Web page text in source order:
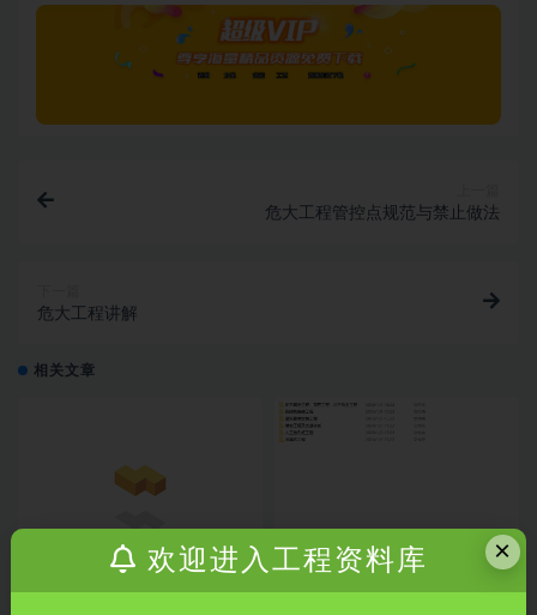
危大工程管控点规范与禁止做法
危大工程讲解
相关文章
×
欢迎进入工程资料库